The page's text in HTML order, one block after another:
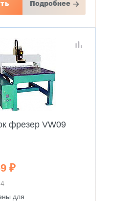
Подробнее
фрезер VW09
₽
для